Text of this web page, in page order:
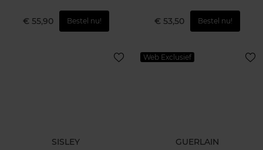
€ 55,90 Bestel nu! € 53,50 Bestel nu!
SISLEY
Web Exclusief
GUERLAIN